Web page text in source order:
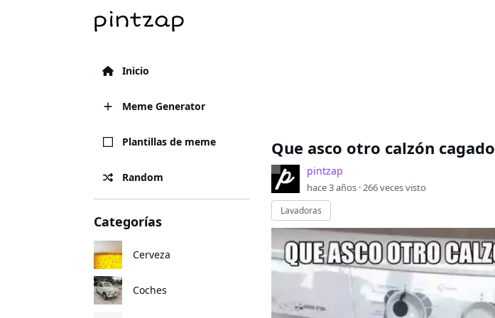
Inicio
Meme Generator
Plantillas de meme
Random
Categorías
Cerveza
Coches
Que asco otro calzón cagado
pintzap
hace 3 años ·266veces visto
Lavadoras